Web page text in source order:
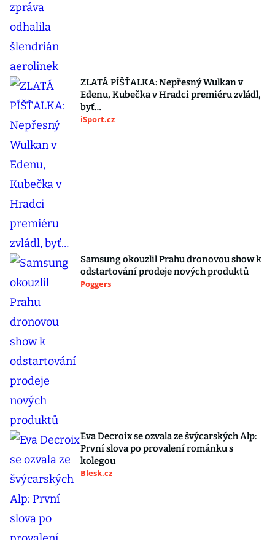
ZLATÁ PÍŠŤALKA: Nepřesný Wulkan v
Edenu, Kubečka v Hradci premiéru zvládl,
byť…
iSport.cz
Samsung okouzlil Prahu dronovou show k
odstartování prodeje nových produktů
Poggers
Eva Decroix se ozvala ze švýcarských Alp:
První slova po provalení románku s
kolegou
Blesk.cz